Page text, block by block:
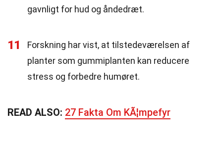
gavnligt for hud og åndedræt.
11
Forskning har vist, at tilstedeværelsen af
planter som gummiplanten kan reducere
stress og forbedre humøret.
READ ALSO: 27 Fakta Om KÃ¦mpefyr